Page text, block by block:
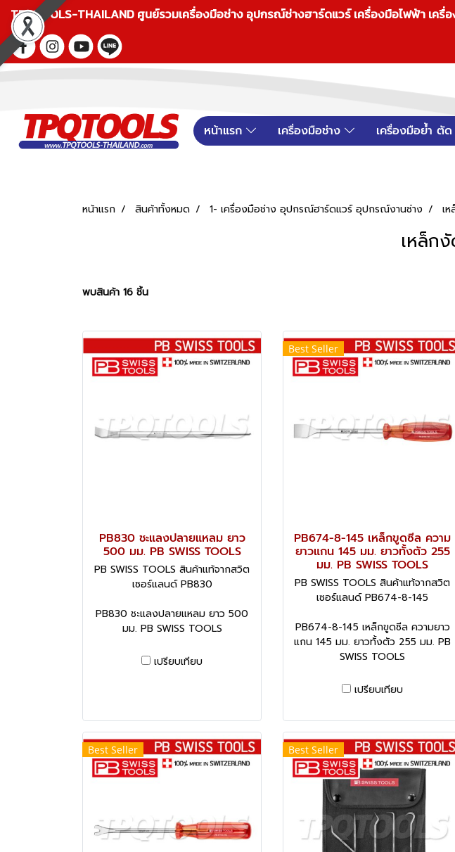
TPQTOOLS-THAILAND ศูนย์รวมเครื่องมือช่าง อุปกรณ์ช่างฮาร์ดแวร์ เครื่องมือไฟฟ้า เ
หน้าแรก เครื่องมือช่าง เครื่องมือย้ำ ตัด
หน้าแรก สินค้าทั้งหมด 1- เครื่องมือช่าง อุปกรณ์ฮาร์ดแวร์ อุปกรณ์งานช่าง เ
เหล็ก
พบสินค้า 16 ชิ้น
PB830 ชะแลงปลายแหลม ยาว
500 มม. PB SWISS TOOLS
PB SWISS TOOLS สินค้าแท้จากสวิต
เซอร์แลนด์ PB830
PB830 ชะแลงปลายแหลม ยาว 500
มม. PB SWISS TOOLS
เปรียบเทียบ
Best Seller
PB674-8-145 เหล็กขูดซีล ความ
ยาวแกน 145 มม. ยาวทั้งตัว 255
มม. PB SWISS TOOLS
PB SWISS TOOLS สินค้าแท้จากสวิต
เซอร์แลนด์ PB674-8-145
PB674-8-145 เหล็กขูดซีล ความยาว
แกน 145 มม. ยาวทั้งตัว 255 มม. PB
SWISS TOOLS
เปรียบเทียบ
Best Seller Best Seller